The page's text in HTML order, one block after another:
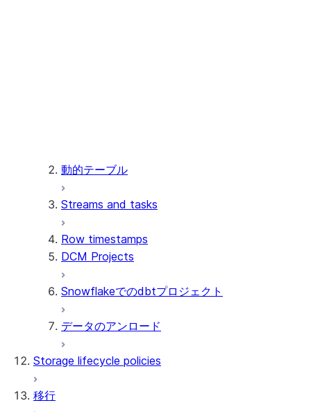
動的テーブル
Streams and tasks
Row timestamps
DCM Projects
Snowflakeでのdbtプロジェクト
データのアンロード
Storage lifecycle policies
移行